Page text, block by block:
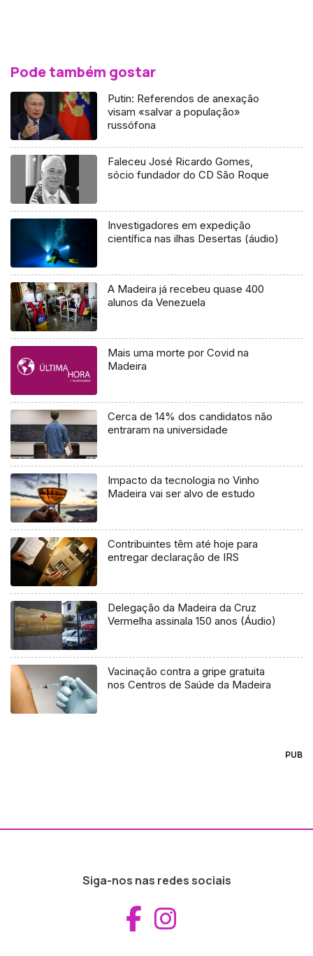
Pode também gostar
Putin: Referendos de anexação
visam «salvar a população»
russófona
Faleceu José Ricardo Gomes,
sócio fundador do CD São Roque
Investigadores em expedição
científica nas ilhas Desertas (áudio)
A Madeira já recebeu quase 400
alunos da Venezuela
Mais uma morte por Covid na
Madeira
Cerca de 14% dos candidatos não
entraram na universidade
Impacto da tecnologia no Vinho
Madeira vai ser alvo de estudo
Contribuintes têm até hoje para
entregar declaração de IRS
Delegação da Madeira da Cruz
Vermelha assinala 150 anos (Áudio)
Vacinação contra a gripe gratuita
nos Centros de Saúde da Madeira
PUB
Siga-nos nas redes sociais
Aceder ao